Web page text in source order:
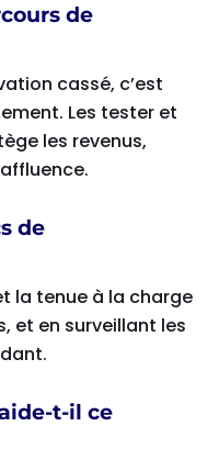
de
cassé, c’est
Les tester et
les revenus,
de
la tenue à la charge
et en surveillant les
t-il ce